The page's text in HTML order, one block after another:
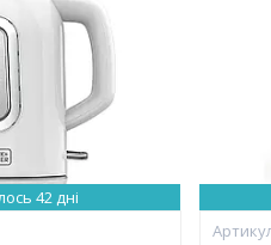
42 дні